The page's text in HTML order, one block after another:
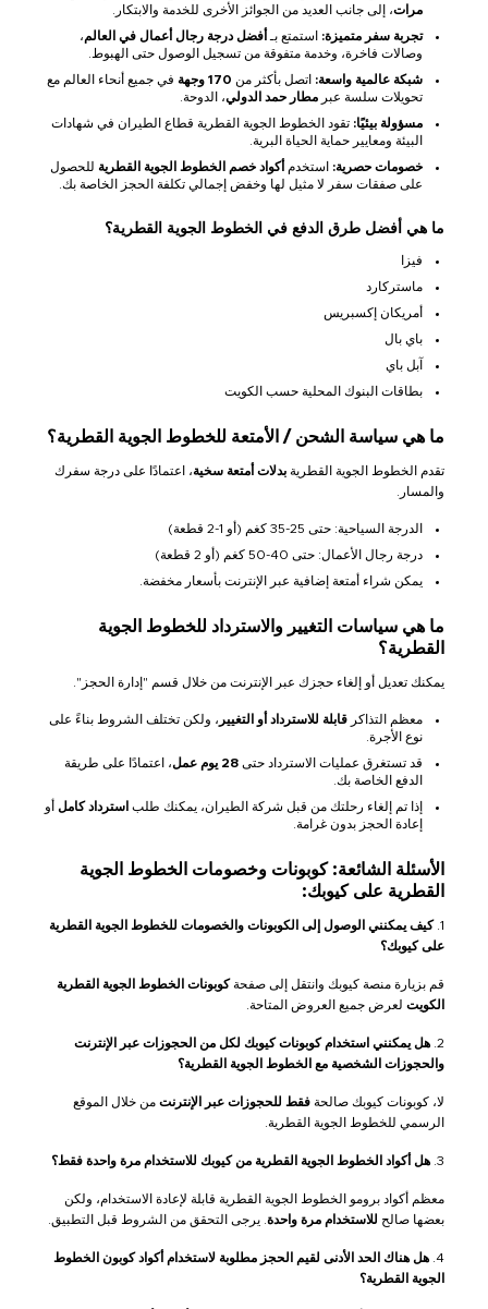
مرات، إلى جانب العديد من الجوائز الأخرى للخدمة والابتكار.
تجربة سفر متميزة: استمتع بـ أفضل درجة رجال أعمال في العالم،
وصالات فاخرة، وخدمة متفوقة من تسجيل الوصول حتى الهبوط.
شبكة عالمية واسعة: اتصل بأكثر من 170 وجهة
في جميع أنحاء العالم مع
تحويلات سلسة عبر مطار حمد الدولي، الدوحة.
مسؤولة بيئيًا: تقود الخطوط الجوية القطرية قطاع الطيران في شهادات
البيئة ومعايير حماية الحياة البرية.
خصومات حصرية: استخدم أكواد خصم الخطوط الجوية القطرية للحصول
على صفقات سفر لا مثيل لها وخفض إجمالي تكلفة الحجز الخاصة بك.
ما هي أفضل طرق الدفع في الخطوط الجوية القطرية؟
فيزا
ماستركارد
أمريكان إكسبريس
باي بال
آبل باي
بطاقات البنوك المحلية حسب الكويت
ما هي سياسة الشحن / الأمتعة للخطوط الجوية القطرية؟
تقدم الخطوط الجوية القطرية بدلات أمتعة سخية، اعتمادًا على درجة سفرك
والمسار.
الدرجة السياحية: حتى 25-35 كغم (أو 1-2 قطعة)
درجة رجال الأعمال: حتى 40-50 كغم (أو 2 قطعة)
يمكن شراء أمتعة إضافية عبر الإنترنت بأسعار مخفضة.
ما هي سياسات التغيير والاسترداد للخطوط الجوية
القطرية؟
يمكنك تعديل أو إلغاء حجزك عبر الإنترنت من خلال قسم "إدارة الحجز".
معظم التذاكر قابلة للاسترداد أو التغيير ، ولكن تختلف الشروط بناءً على
نوع الأجرة.
قد تستغرق عمليات الاسترداد حتى 28 يوم عمل
، اعتمادًا على طريقة
الدفع الخاصة بك.
إذا تم إلغاء رحلتك من قبل شركة الطيران، يمكنك طلب استرداد كامل أو
إعادة الحجز بدون غرامة.
الأسئلة الشائعة: كوبونات وخصومات الخطوط الجوية
القطرية على كيوبك:
1. كيف يمكنني الوصول إلى الكوبونات والخصومات للخطوط الجوية القطرية
على كيوبك؟
قم بزيارة منصة كيوبك وانتقل إلى صفحةكوبونات الخطوط الجوية القطرية
الكويت لعرض جميع العروض المتاحة.
2. هل يمكنني استخدام كوبونات كيوبك لكل من الحجوزات عبر الإنترنت
والحجوزات الشخصية مع الخطوط الجوية القطرية؟
لا، كوبونات كيوبك صالحة فقط للحجوزات عبر الإنترنت من خلال الموقع
الرسمي للخطوط الجوية القطرية.
3. هل أكواد الخطوط الجوية القطرية من كيوبك للاستخدام مرة واحدة فقط؟
معظم أكواد برومو الخطوط الجوية القطرية قابلة لإعادة الاستخدام، ولكن
بعضها صالح للاستخدام مرة واحدة . يرجى التحقق من الشروط قبل التطبيق.
4. هل هناك الحد الأدنى لقيم الحجز مطلوبة لاستخدام أكواد كوبون الخطوط
الجوية القطرية؟